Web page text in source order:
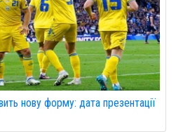
нову форму: дата презентації